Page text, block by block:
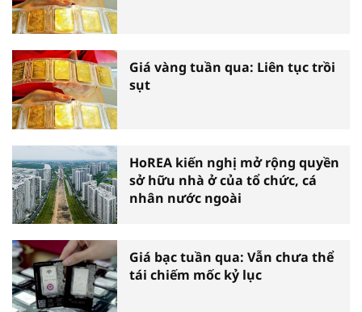
Giá vàng tuần qua: Liên tục trồi
sụt
HoREA kiến nghị mở rộng quyền
sở hữu nhà ở của tổ chức, cá
nhân nước ngoài
Giá bạc tuần qua: Vẫn chưa thể
tái chiếm mốc kỷ lục